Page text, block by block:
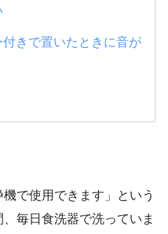
きで置いたときに音が
で使用できます」という
毎日食洗器で洗っていま